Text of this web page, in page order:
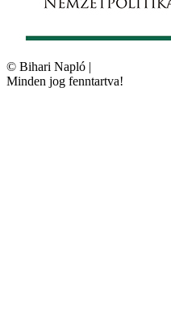
© Bihari Napló |
Minden jog fenntartva!